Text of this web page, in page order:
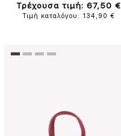
Τρέχουσα τιμή: 67,50 €
Τιμή καταλόγου: 134,90 €